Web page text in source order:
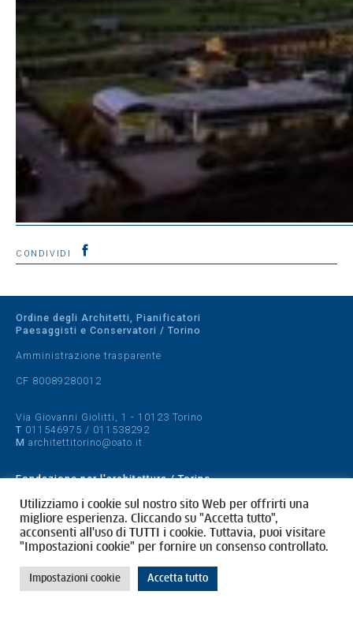
CONDIVIDI
Ordine degli Architetti, Pianificatori
Paesaggisti e Conservatori / Torino
Amministrazione trasparente
CF 80089280012
Via Giovanni Giolitti, 1 - 10123 Torino
T 011546975 / 011538292
M architettitorino@oato.it
Fondazione per l'architettura / Torino
Designed by quattrolinee.it
Cookie Policy
Privacy Policy
Utilizziamo i cookie sul nostro sito Web per offrirti una
migliore esperienza. Cliccando su "Accetta tutto",
acconsenti all'uso di TUTTI i cookie. Tuttavia, puoi visitare
"Impostazioni cookie" per fornire un consenso controllato.
Impostazioni cookie Accetta tutto